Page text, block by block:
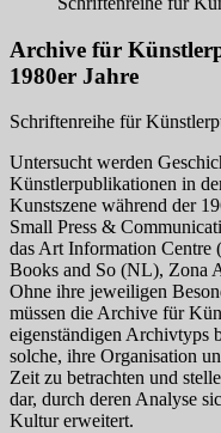
Archive für
1980er Jahre
Schriftenreihe für
Untersucht werden
Künstlerpublikationen in
Kunstszene während der
Small Press &
das Art Information
Books and So (NL), Zona
Ohne ihre jeweiligen
müssen die Archive für
eigenständigen Archivtyps
solche, ihre Organisation
Zeit zu betrachten und
dar, durch deren Analyse
Kultur erweitert.